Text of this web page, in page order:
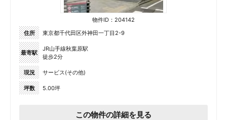
物件ID：204142
住所
東京都千代田区外神田一丁目2-9
最寄駅
JR山手線秋葉原駅
徒歩2分
現況 サービス(その他)
坪数 5.00坪
この物件の詳細を見る